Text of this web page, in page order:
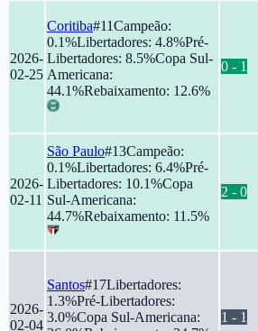
2026-
02-25
Coritiba#11Campeão:
0.1%Libertadores: 4.8%Pré-
Libertadores: 8.5%Copa Sul-
Americana:
44.1%Rebaixamento: 12.6%
0 - 1
2026-
02-11
São Paulo#13Campeão:
0.1%Libertadores: 6.4%Pré-
Libertadores: 10.1%Copa
Sul-Americana:
44.7%Rebaixamento: 11.5%
2 - 0
2026-
02-04
Santos#17Libertadores:
1.3%Pré-Libertadores:
3.0%Copa Sul-Americana:
1 - 1